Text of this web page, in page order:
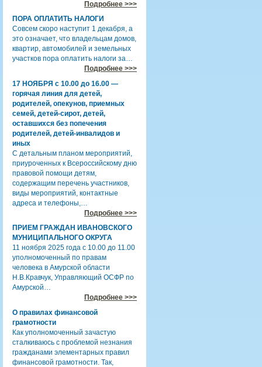
Подробнее >>>
ПОРА ОПЛАТИТЬ НАЛОГИ
Совсем скоро наступит 1 декабря, а
это означает, что владельцам домов,
квартир, автомобилей и земельных
участков пора оплатить налоги за…
Подробнее >>>
17 НОЯБРЯ с 10.00 до 16.00 —
горячая линия для детей,
родителей, опекунов, приемных
семей, детей-сирот, детей,
оставшихся без попечения
родителей, детей-инвалидов и
иных
С детальным планом мероприятий,
приуроченных к Всероссийскому дню
правовой помощи детям,
содержащим перечень участников,
виды мероприятий, контактные
адреса и телефоны,…
Подробнее >>>
ПРИЕМ ГРАЖДАН ИВАНОВСКОГО
МУНИЦИПАЛЬНОГО ОКРУГА
11 ноября 2025 года с 10.00 до 11.00
уполномоченный по правам
человека в Амурской области
Н.В.Кравчук, Управляющий ОСФР по
Амурской…
Подробнее >>>
О правилах финансовой
грамотности
Как уполномоченный зачастую
сталкиваюсь с проблемой незнания
гражданами элементарных правил
финансовой грамотности. Так,